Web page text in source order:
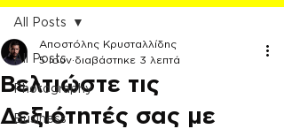
All Posts
Photography
Business
All Posts
Βελτιώστε τις
Δεξιότητές σας με
Αποστόλης Κρυσταλλίδης
5 Ιουν διαβάστηκε 3 λεπτά